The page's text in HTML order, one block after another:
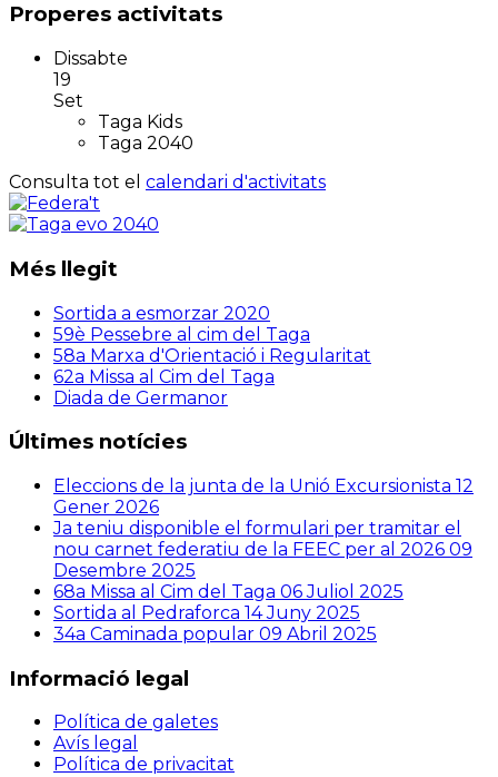
Properes activitats
Dissabte
19
Set
Taga Kids
Taga 2040
Consulta tot el calendari d'activitats
Més llegit
Sortida a esmorzar 2020
59è Pessebre al cim del Taga
58a Marxa d'Orientació i Regularitat
62a Missa al Cim del Taga
Diada de Germanor
Últimes notícies
Eleccions de la junta de la Unió Excursionista 12
Gener 2026
Ja teniu disponible el formulari per tramitar el
nou carnet federatiu de la FEEC per al 2026 09
Desembre 2025
68a Missa al Cim del Taga 06 Juliol 2025
Sortida al Pedraforca 14 Juny 2025
34a Caminada popular 09 Abril 2025
Informació legal
Política de galetes
Avís legal
Política de privacitat